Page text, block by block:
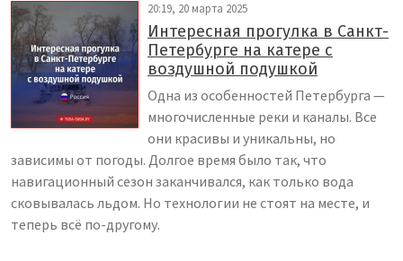
20:19, 20 марта 2025
Интересная прогулка в Санкт-
Петербурге на катере с
воздушной подушкой
Одна из особенностей Петербурга —
многочисленные реки и каналы. Все
они красивы и уникальны, но
зависимы от погоды. Долгое время было так, что
навигационный сезон заканчивался, как только вода
сковывалась льдом. Но технологии не стоят на месте, и
теперь всё по-другому.